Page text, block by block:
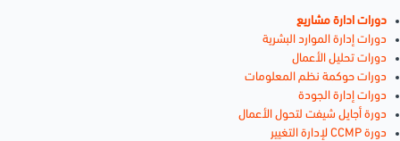
دورات ادارة مشاريع
دورات إدارة الموارد البشرية
دورات تحليل الأعمال
دورات حوكمة نظم المعلومات
دورات إدارة الجودة
دورة أجايل شيفت لتحول الأعمال
دورة CCMP لإدارة التغيير